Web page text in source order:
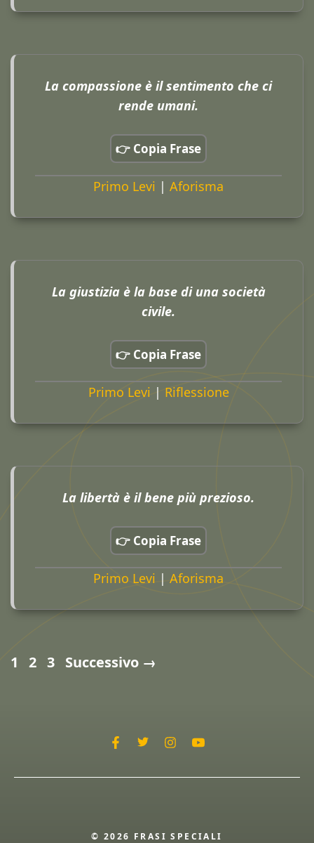
La compassione è il sentimento che ci
rende umani.
👉 Copia Frase
Primo Levi | Aforisma
La giustizia è la base di una società
civile.
👉 Copia Frase
Primo Levi | Riflessione
La libertà è il bene più prezioso.
👉 Copia Frase
Primo Levi | Aforisma
Pagina
1 Pagina
2 Pagina
3 Successivo →
© 2026 FRASI SPECIALI